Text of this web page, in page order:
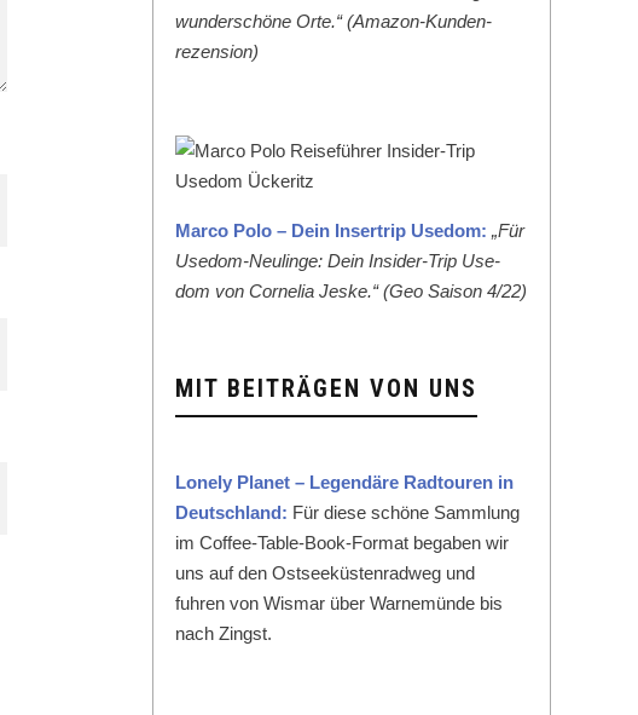
wun­der­schöne Orte.“ (Ama­zon-Kun­den­
rezen­sion)
Mar­co Polo – Dein Inser­trip Use­dom: „Für
Use­dom-Neulinge: Dein Insid­er-Trip Use­
dom von Cor­nelia Jeske.“ (Geo Sai­son 4/22)
MIT BEITRÄGEN VON UNS
Lone­ly Plan­et – Leg­endäre Rad­touren in
Deutsch­land: Für diese schöne Samm­lung
im Cof­fee-Table-Book-For­mat begaben wir
uns auf den Ost­seeküsten­rad­weg und
fuhren von Wis­mar über Warnemünde bis
nach Zingst.